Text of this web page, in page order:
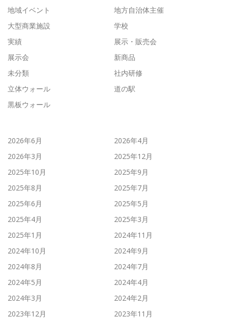
地域イベント
地方自治体主催
大型商業施設
学校
実績
展示・販売会
展示会
新商品
未分類
社内研修
立体ウォール
道の駅
黒板ウォール
2026年6月
2026年4月
2026年3月
2025年12月
2025年10月
2025年9月
2025年8月
2025年7月
2025年6月
2025年5月
2025年4月
2025年3月
2025年1月
2024年11月
2024年10月
2024年9月
2024年8月
2024年7月
2024年5月
2024年4月
2024年3月
2024年2月
2023年12月
2023年11月